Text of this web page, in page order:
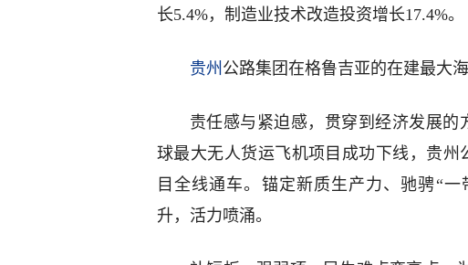
长5.4%，制造业技术改造投资增长17.4%。
贵州 公路集团在格鲁吉亚的在建最大
责任感与紧迫感，贯穿到经济发展
球最大无人货运飞机项目成功下线，贵
目全线通车。锚定新质生产力、驰骋“
升，活力喷涌。